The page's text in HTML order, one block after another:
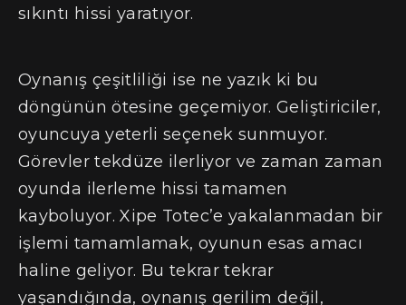
sıkıntı hissi yaratıyor.
Oynanış çeşitliliği ise ne yazık ki bu
döngünün ötesine geçemiyor. Geliştiriciler,
oyuncuya yeterli seçenek sunmuyor.
Görevler tekdüze ilerliyor ve zaman zaman
oyunda ilerleme hissi tamamen
kayboluyor. Xipe Totec’e yakalanmadan bir
işlemi tamamlamak, oyunun esas amacı
haline geliyor. Bu tekrar tekrar
yaşandığında, oynanış gerilim değil,